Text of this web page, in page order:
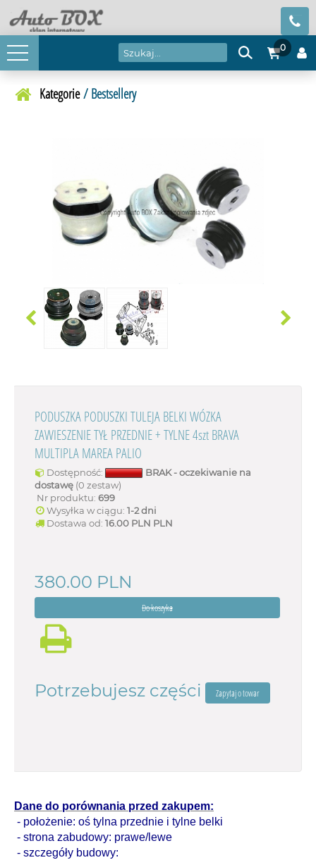
0
Kategorie/ Bestsellery
PODUSZKA PODUSZKI TULEJA BELKI WÓZKA
ZAWIESZENIE TYŁ PRZEDNIE + TYLNE 4szt BRAVA
MULTIPLA MAREA PALIO
Dostępność:
BRAK - oczekiwanie na
dostawę (0 zestaw)
Nr produktu: 699
Wysyłka w ciągu:1-2 dni
Dostawa od:16.00 PLN PLN
380.00 PLN
Potrzebujesz części
Dane do porównania przed zakupem:
- położenie: oś tylna przednie i tylne belki
- strona zabudowy: prawe/lewe
- szczegóły budowy: